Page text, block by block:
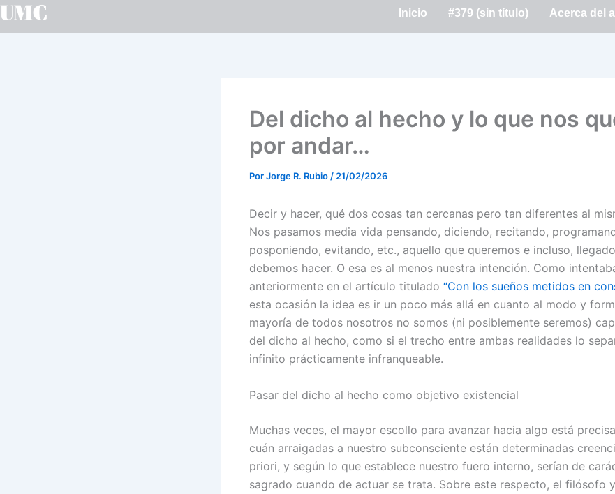
Ir
Inicio #379 (sin título) Acerca del
Del dicho al hecho y lo que nos
por andar…
PorJorge R. Rubio / 21/02/2026
Decir y hacer, qué dos cosas tan cercanas pero tan diferentes al
Nos pasamos media vida pensando, diciendo, recitando,
posponiendo, evitando, etc., aquello que queremos e incluso,
debemos hacer. O esa es al menos nuestra intención. Como
anteriormente en el artículo titulado “Con los sueños metidos en
esta ocasión la idea es ir un poco más allá en cuanto al modo y
mayoría de todos nosotros no somos (ni posiblemente seremos)
del dicho al hecho, como si el trecho entre ambas realidades lo
infinito prácticamente infranqueable.
Pasar del dicho al hecho como objetivo existencial
Muchas veces, el mayor escollo para avanzar hacia algo está
cuán arraigadas a nuestro subconsciente están determinadas
priori, y según lo que establece nuestro fuero interno, serían de
sagrado cuando de actuar se trata. Sobre este respecto, el filósofo